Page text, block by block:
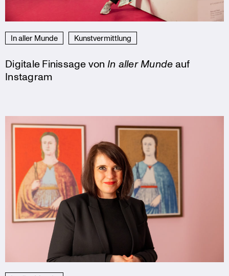
In aller Munde Kunstvermittlung
Digitale Finissage von In aller Mundeauf
Instagram